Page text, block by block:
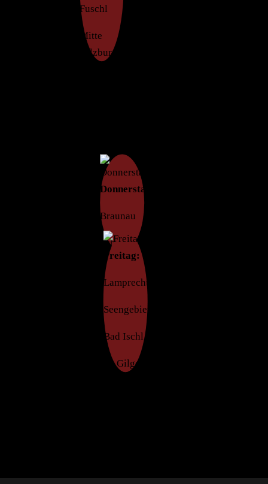
Fuschl
Mitte
Salzburg
Donnerstag:
Braunau
Schärding
Freitag:
Lamprechtshausen
Seengebiete
Bad Ischl
St. Gilgen